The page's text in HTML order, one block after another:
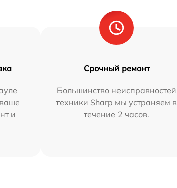
и
Срочный ремонт
Большинство неисправностей
техники Sharp мы устраняем в
течение 2 часов.